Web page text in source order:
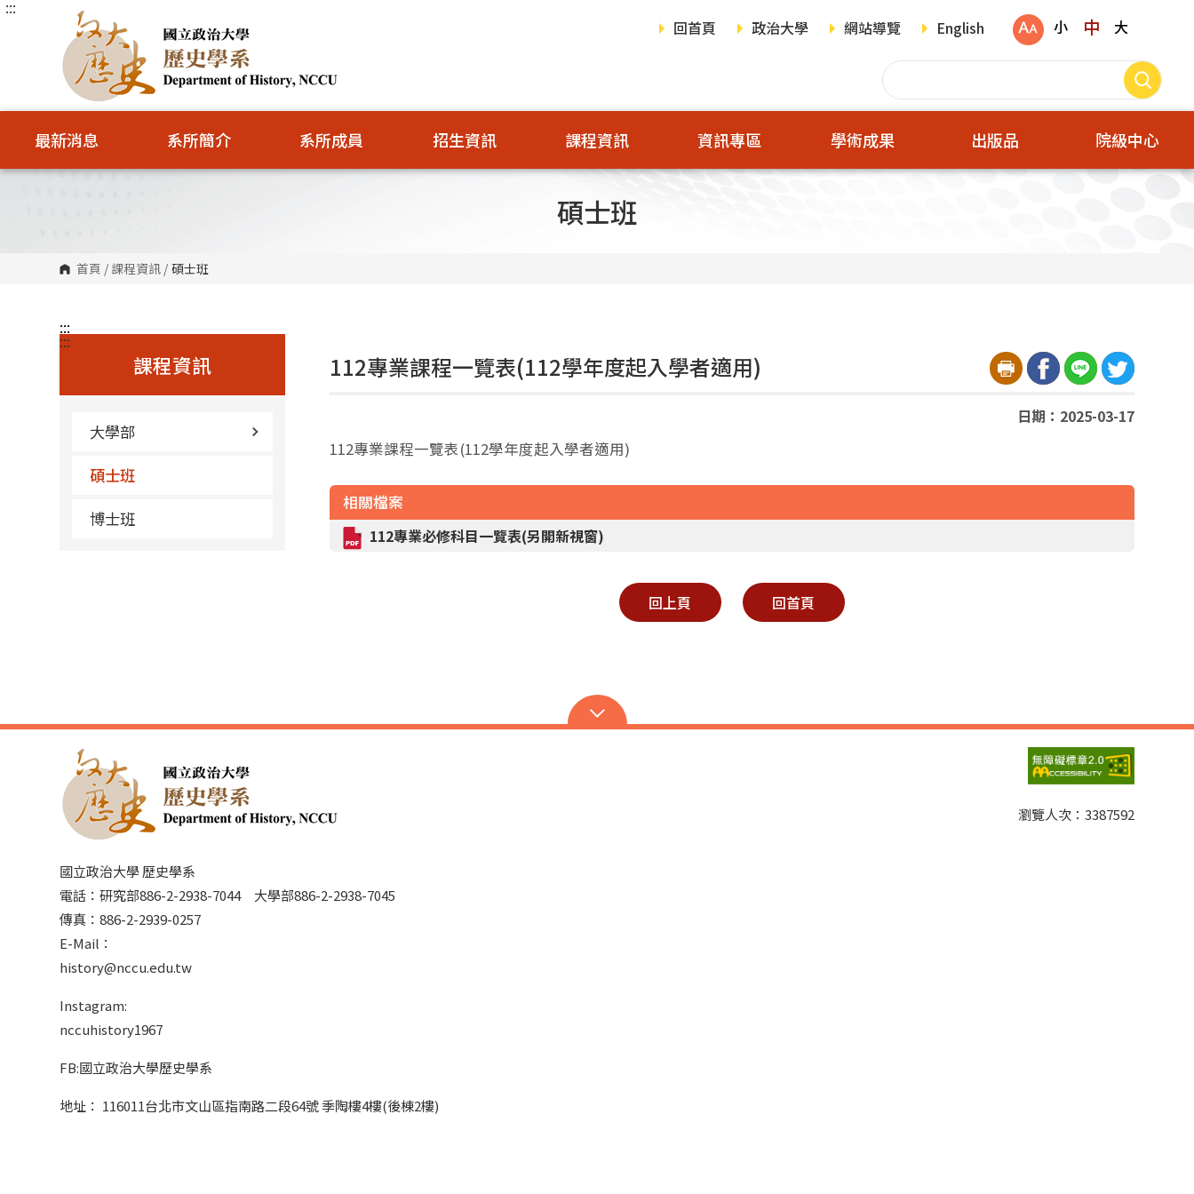
跳
塊
:::
回首頁
政治大學 網站導覽 English 小 中 大
最新消息 系所簡介 系所成員 招生資訊 課程資訊 資訊專區 學術成果 出版品 院級中心
碩士班
首頁 / 課程資訊 / 碩士班
:::
課程資訊
大學部
碩士班
博士班
:::
112專業課程一覽表(112學年度起入學者適用)
日期：2025-03-17
112專業課程一覽表(112學年度起入學者適用)
相關檔案
112專業必修科目一覽表(另開新視窗)
回上頁 回首頁
國立政治大學 歷史學系
電話：研究部886-2-2938-7044 大學部886-2-2938-7045
傳真：886-2-2939-0257
E-Mail：
history@nccu.edu.tw
Instagram:
nccuhistory1967
FB:國立政治大學歷史學系
地址： 116011台北市文山區指南路二段64號 季陶樓4樓(後棟2樓)
瀏覽人次： 3387592